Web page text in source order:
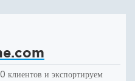
и экспортируем